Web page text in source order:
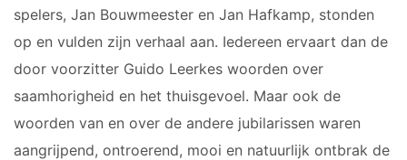
spelers, Jan Bouwmeester en Jan Hafkamp, stonden
op en vulden zijn verhaal aan. Iedereen ervaart dan de
door voorzitter Guido Leerkes woorden over
saamhorigheid en het thuisgevoel. Maar ook de
woorden van en over de andere jubilarissen waren
aangrijpend, ontroerend, mooi en natuurlijk ontbrak de